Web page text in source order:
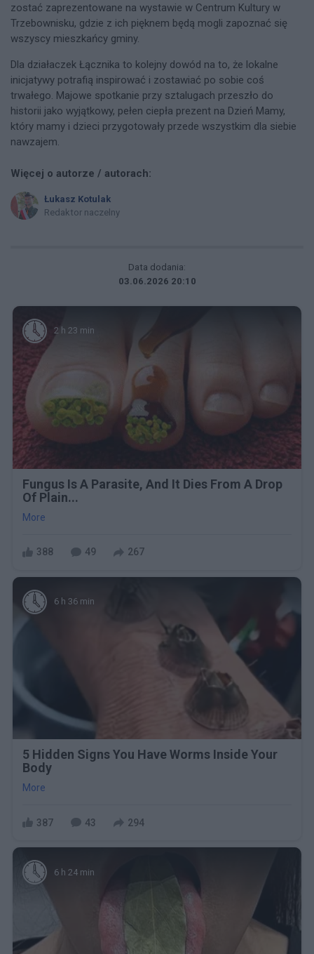
zostać zaprezentowane na wystawie w Centrum Kultury w
Trzebownisku, gdzie z ich pięknem będą mogli zapoznać się
wszyscy mieszkańcy gminy.
Dla działaczek Łącznika to kolejny dowód na to, że lokalne
inicjatywy potrafią inspirować i zostawiać po sobie coś
trwałego. Majowe spotkanie przy sztalugach przeszło do
historii jako wyjątkowy, pełen ciepła prezent na Dzień Mamy,
który mamy i dzieci przygotowały przede wszystkim dla siebie
nawzajem.
Więcej o autorze / autorach:
Łukasz Kotulak
Redaktor naczelny
Data dodania:
03.06.2026 20:10
2 h 23 min
Fungus Is A Parasite, And It Dies From A Drop
Of Plain...
More
388 49 267
6 h 36 min
5 Hidden Signs You Have Worms Inside Your
Body
More
387 43 294
6 h 24 min